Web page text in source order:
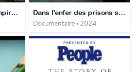
Astérix et Obélix : l'Empire du milieu Dans l'enfer des prisons syriennes
Documentaire • 2024